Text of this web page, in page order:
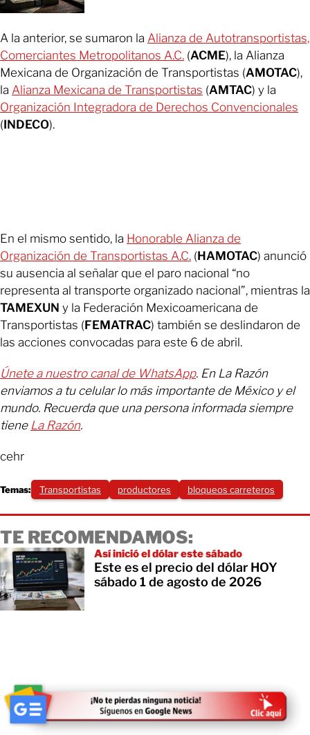
A la anterior, se sumaron la Alianza de Autotransportistas,
Comerciantes Metropolitanos A.C. (ACME), la Alianza
Mexicana de Organización de Transportistas (AMOTAC),
la Alianza Mexicana de Transportistas (AMTAC) y la
Organización Integradora de Derechos Convencionales
(INDECO).
En el mismo sentido, la Honorable Alianza de
Organización de Transportistas A.C. (HAMOTAC) anunció
su ausencia al señalar que el paro nacional “no
representa al transporte organizado nacional”, mientras la
TAMEXUN y la Federación Mexicoamericana de
Transportistas (FEMATRAC) también se deslindaron de
las acciones convocadas para este 6 de abril.
Únete a nuestro canal de WhatsApp. En La Razón
enviamos a tu celular lo más importante de México y el
mundo. Recuerda que una persona informada siempre
tiene La Razón.
cehr
Temas: Transportistas productores bloqueos carreteros
TE RECOMENDAMOS:
Así inició el dólar este sábado
Este es el precio del dólar HOY
sábado 1 de agosto de 2026